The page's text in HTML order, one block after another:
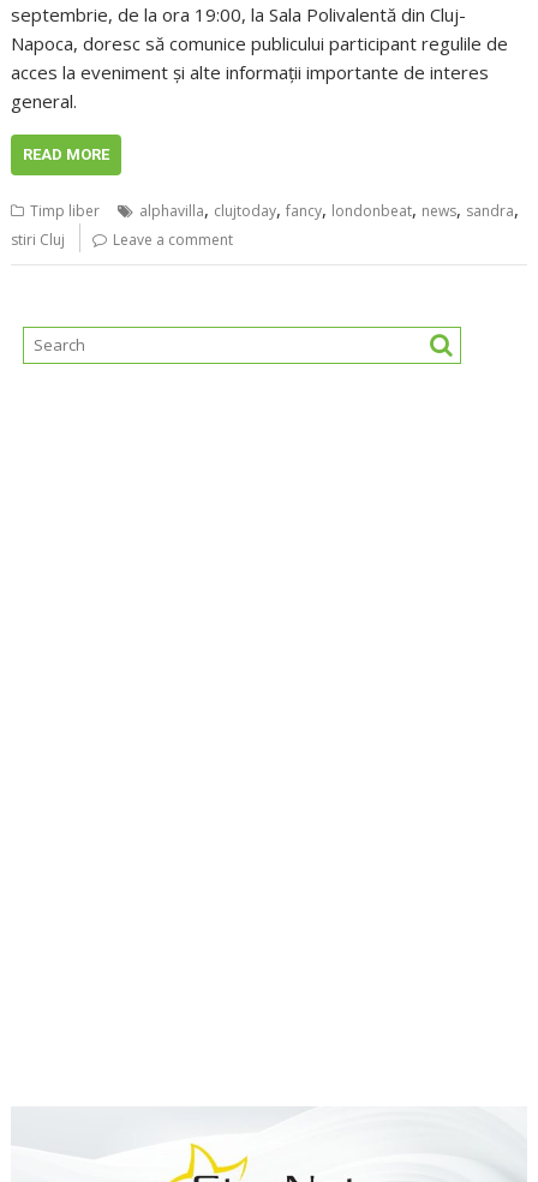
septembrie, de la ora 19:00, la Sala Polivalentă din Cluj-
Napoca, doresc să comunice publicului participant regulile de
acces la eveniment şi alte informaţii importante de interes
general.
READ MORE
Timp liber alphavilla, clujtoday,fancy, londonbeat, news, sandra,
stiri Cluj Leave a comment